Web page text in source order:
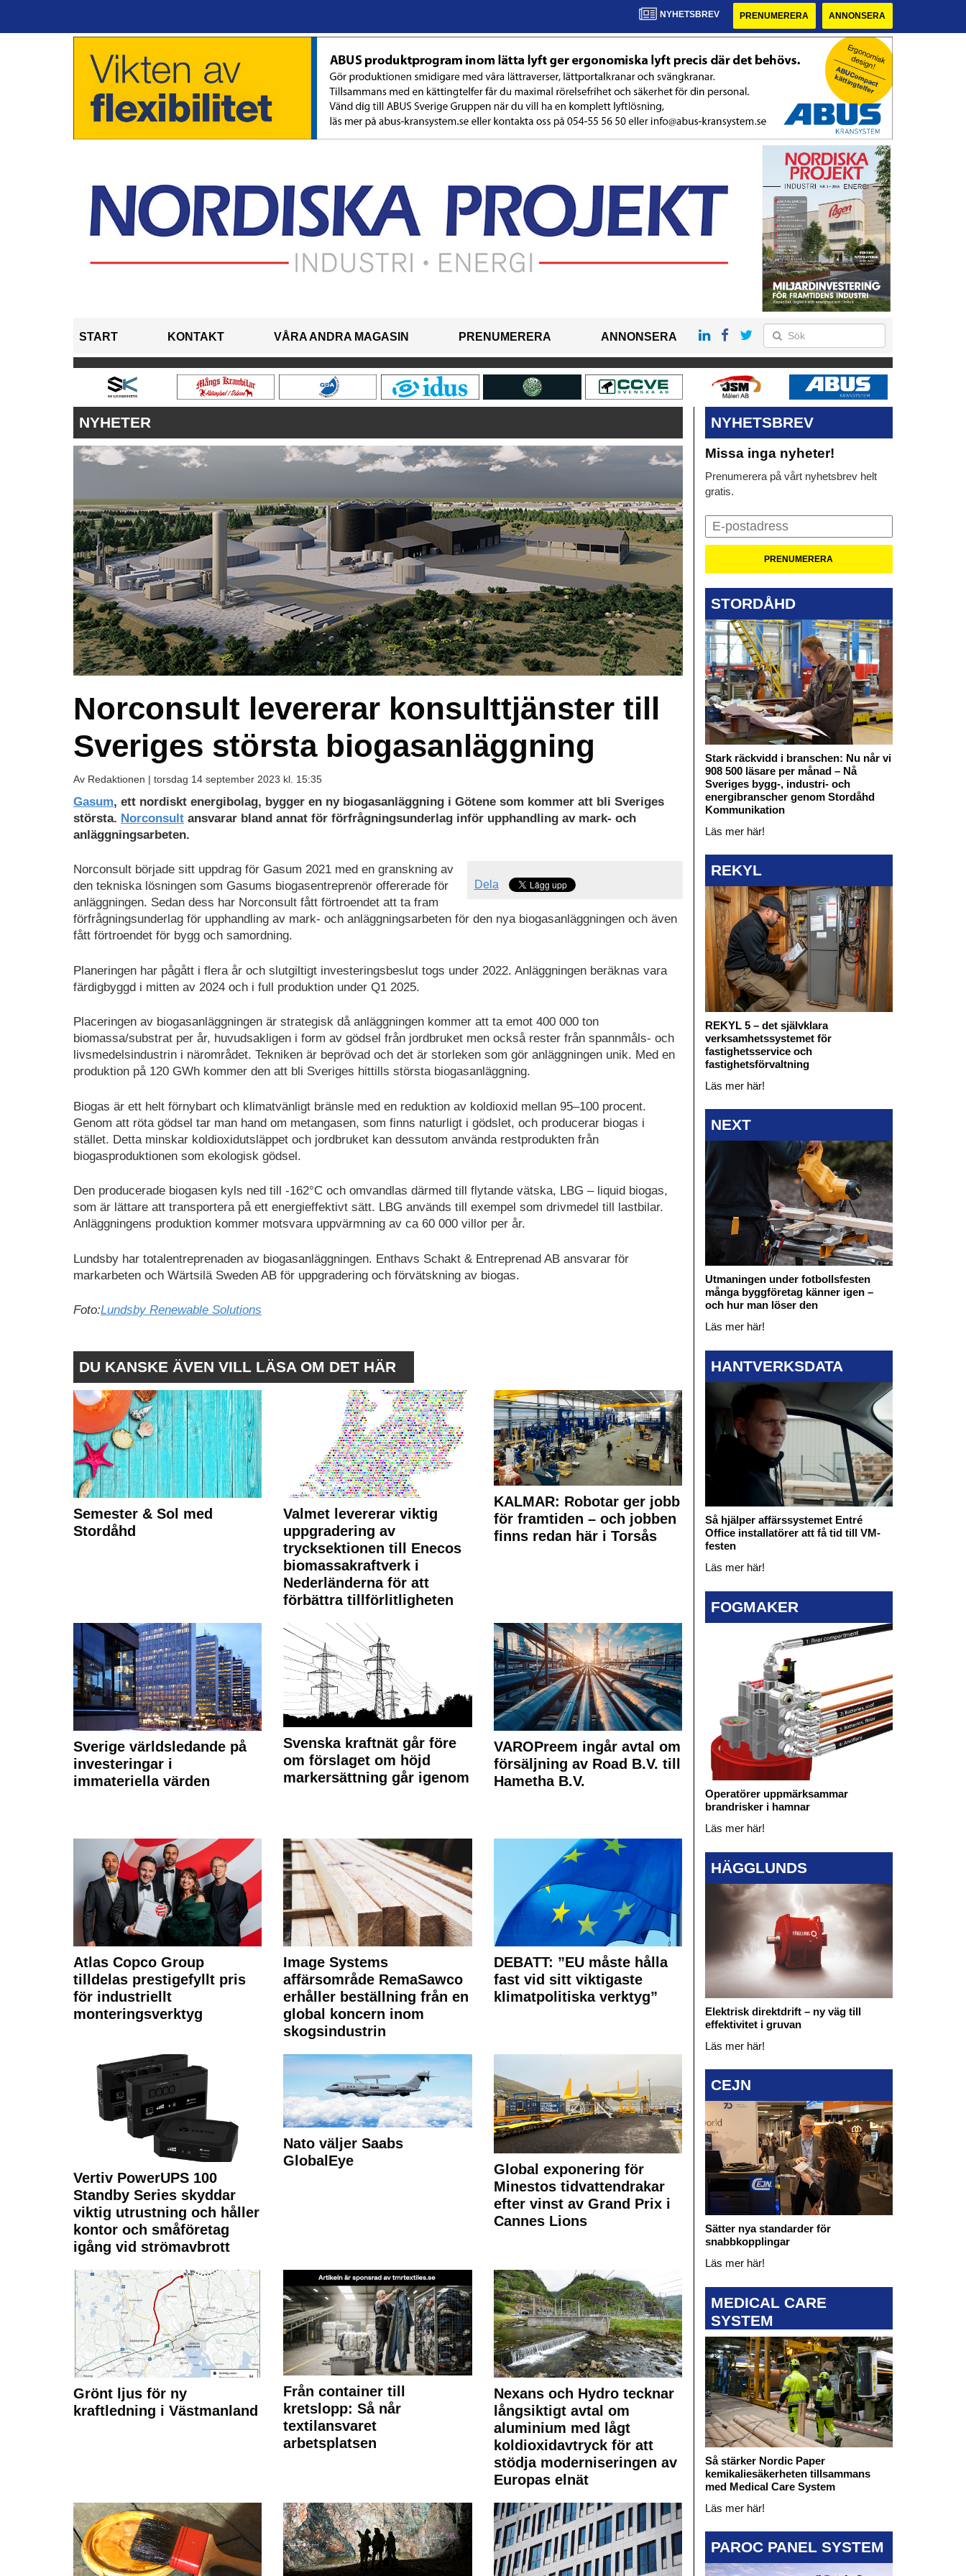
NYHETSBREV PRENUMERERA ANNONSERA
START KONTAKT VÅRA ANDRA MAGASIN PRENUMERERA ANNONSERA
NYHETER
Norconsult levererar konsulttjänster till
Sveriges största biogasanläggning
Av Redaktionen | torsdag 14 september 2023 kl. 15:35
Gasum, ett nordiskt energibolag, bygger en ny biogasanläggning i Götene som kommer att bli Sveriges
största. Norconsult ansvarar bland annat för förfrågningsunderlag inför upphandling av mark- och
anläggningsarbeten.
Dela
Norconsult började sitt uppdrag för Gasum 2021 med en granskning av
den tekniska lösningen som Gasums biogasentreprenör offererade för
anläggningen. Sedan dess har Norconsult fått förtroendet att ta fram
förfrågningsunderlag för upphandling av mark- och anläggningsarbeten för den nya biogasanläggningen och även
fått förtroendet för bygg och samordning.
Planeringen har pågått i flera år och slutgiltigt investeringsbeslut togs under 2022. Anläggningen beräknas vara
färdigbyggd i mitten av 2024 och i full produktion under Q1 2025.
Placeringen av biogasanläggningen är strategisk då anläggningen kommer att ta emot 400 000 ton
biomassa/substrat per år, huvudsakligen i form av gödsel från jordbruket men också rester från spannmåls- och
livsmedelsindustrin i närområdet. Tekniken är beprövad och det är storleken som gör anläggningen unik. Med en
produktion på 120 GWh kommer den att bli Sveriges hittills största biogasanläggning.
Biogas är ett helt förnybart och klimatvänligt bränsle med en reduktion av koldioxid mellan 95–100 procent.
Genom att röta gödsel tar man hand om metangasen, som finns naturligt i gödslet, och producerar biogas i
stället. Detta minskar koldioxidutsläppet och jordbruket kan dessutom använda restprodukten från
biogasproduktionen som ekologisk gödsel.
Den producerade biogasen kyls ned till -162°C och omvandlas därmed till flytande vätska, LBG – liquid biogas,
som är lättare att transportera på ett energieffektivt sätt. LBG används till exempel som drivmedel till lastbilar.
Anläggningens produktion kommer motsvara uppvärmning av ca 60 000 villor per år.
Lundsby har totalentreprenaden av biogasanläggningen. Enthavs Schakt & Entreprenad AB ansvarar för
markarbeten och Wärtsilä Sweden AB för uppgradering och förvätskning av biogas.
Foto:Lundsby Renewable Solutions
DU KANSKE ÄVEN VILL LÄSA OM DET HÄR
Semester & Sol med
Stordåhd
Valmet levererar viktig
uppgradering av
trycksektionen till Enecos
biomassakraftverk i
Nederländerna för att
förbättra tillförlitligheten
KALMAR: Robotar ger jobb
för framtiden – och jobben
finns redan här i Torsås
Sverige världsledande på
investeringar i
immateriella värden
Svenska kraftnät går före
om förslaget om höjd
markersättning går igenom
VAROPreem ingår avtal om
försäljning av Road B.V. till
Hametha B.V.
Atlas Copco Group
tilldelas prestigefyllt pris
för industriellt
monteringsverktyg
Image Systems
affärsområde RemaSawco
erhåller beställning från en
global koncern inom
skogsindustrin
DEBATT: ”EU måste hålla
fast vid sitt viktigaste
klimatpolitiska verktyg”
Vertiv PowerUPS 100
Standby Series skyddar
viktig utrustning och håller
kontor och småföretag
igång vid strömavbrott
Nato väljer Saabs
GlobalEye
Global exponering för
Minestos tidvattendrakar
efter vinst av Grand Prix i
Cannes Lions
Grönt ljus för ny
kraftledning i Västmanland
Från container till
kretslopp: Så når
textilansvaret
arbetsplatsen
Nexans och Hydro tecknar
långsiktigt avtal om
aluminium med lågt
koldioxidavtryck för att
stödja moderniseringen av
Europas elnät
NYHETSBREV
Missa inga nyheter!
Prenumerera på vårt nyhetsbrev helt
gratis.
STORDÅHD
Stark räckvidd i branschen: Nu når vi
908 500 läsare per månad – Nå
Sveriges bygg-, industri- och
energibranscher genom Stordåhd
Kommunikation
Läs mer här!
REKYL
REKYL 5 – det självklara
verksamhetssystemet för
fastighetsservice och
fastighetsförvaltning
Läs mer här!
NEXT
Utmaningen under fotbollsfesten
många byggföretag känner igen –
och hur man löser den
Läs mer här!
HANTVERKSDATA
Så hjälper affärssystemet Entré
Office installatörer att få tid till VM-
festen
Läs mer här!
FOGMAKER
Operatörer uppmärksammar
brandrisker i hamnar
Läs mer här!
HÄGGLUNDS
Elektrisk direktdrift – ny väg till
effektivitet i gruvan
Läs mer här!
CEJN
Sätter nya standarder för
snabbkopplingar
Läs mer här!
MEDICAL CARE
SYSTEM
Så stärker Nordic Paper
kemikaliesäkerheten tillsammans
med Medical Care System
Läs mer här!
PAROC PANEL SYSTEM